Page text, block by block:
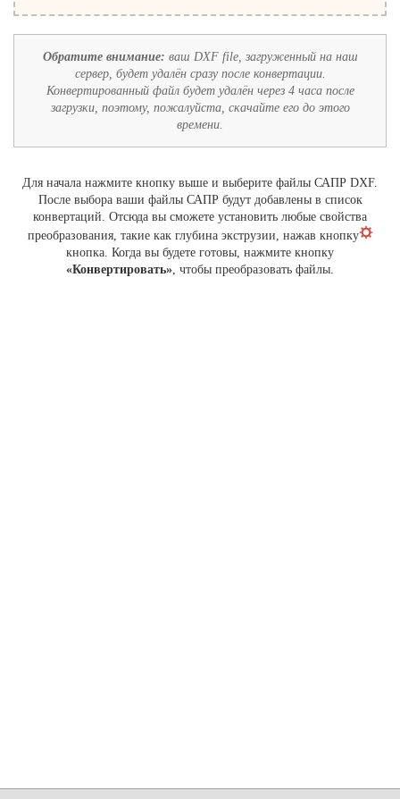
Обратите внимание: ваш DXF file, загруженный на наш
сервер, будет удалён сразу после конвертации.
Конвертированный файл будет удалён через 4 часа после
загрузки, поэтому, пожалуйста, скачайте его до этого
времени.
Для начала нажмите кнопку выше и выберите файлы САПР DXF.
После выбора ваши файлы САПР будут добавлены в список
конвертаций. Отсюда вы сможете установить любые свойства
преобразования, такие как глубина экструзии, нажав кнопку
кнопка. Когда вы будете готовы, нажмите кнопку
«Конвертировать», чтобы преобразовать файлы.